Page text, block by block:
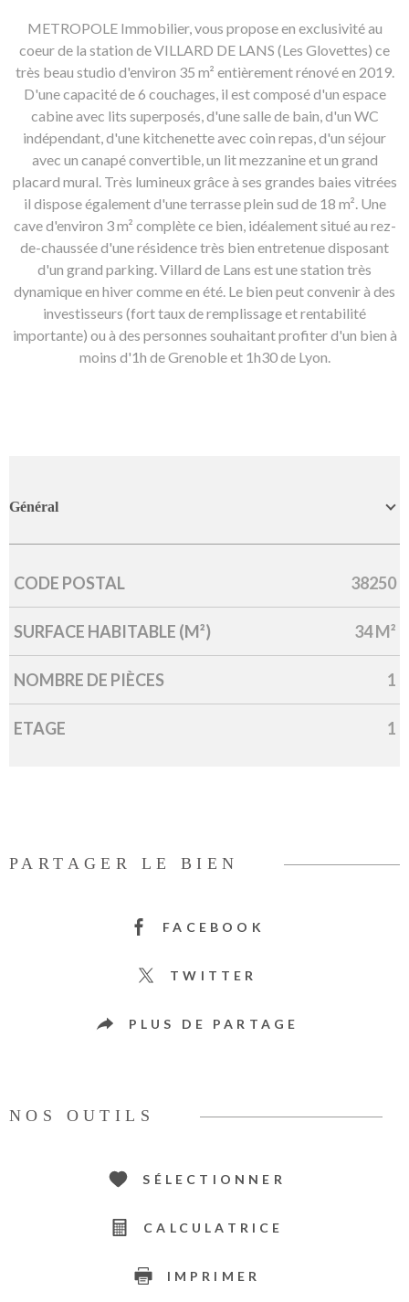
METROPOLE Immobilier, vous propose en exclusivité au
coeur de la station de VILLARD DE LANS (Les Glovettes) ce
très beau studio d'environ 35 m² entièrement rénové en 2019.
D'une capacité de 6 couchages, il est composé d'un espace
cabine avec lits superposés, d'une salle de bain, d'un WC
indépendant, d'une kitchenette avec coin repas, d'un séjour
avec un canapé convertible, un lit mezzanine et un grand
placard mural. Très lumineux grâce à ses grandes baies vitrées
il dispose également d'une terrasse plein sud de 18 m². Une
cave d'environ 3 m² complète ce bien, idéalement situé au rez-
de-chaussée d'une résidence très bien entretenue disposant
d'un grand parking. Villard de Lans est une station très
dynamique en hiver comme en été. Le bien peut convenir à des
investisseurs (fort taux de remplissage et rentabilité
importante) ou à des personnes souhaitant profiter d'un bien à
moins d'1h de Grenoble et 1h30 de Lyon.
Général
Caractérisque Valeurs
CODE POSTAL 38250
SURFACE HABITABLE (M²) 34 M²
NOMBRE DE PIÈCES 1
ETAGE 1
PARTAGER LE BIEN
FACEBOOK
TWITTER
PLUS DE PARTAGE
NOS OUTILS
SÉLECTIONNER
CALCULATRICE
IMPRIMER